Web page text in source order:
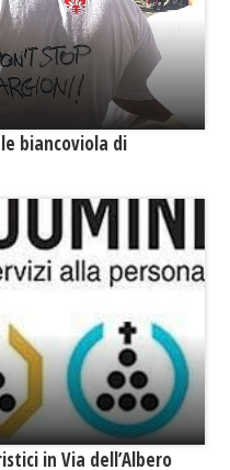
biancoviola di
in Via dell’Albero